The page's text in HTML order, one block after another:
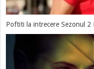
Poftiti la intrecere Sezonul